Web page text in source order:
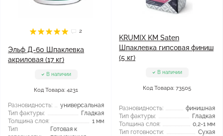
2
Эльф Д-60 Шпаклевка
акриловая (17 кг)
В наличии
Код Товара: 4231
Разновидность:
универсальная
Тип фактуры:
Гладкая
Толщина слоя:
1 мм
Тип
Готовая к
KRUMIX KM Saten
Шпаклевка гипсовая финиш
(5 кг)
В наличии
Код Товара: 73505
Разновидность:
финишная
Тип фактуры:
Гладкая
Толщина слоя:
0,2-1 мм
Тип готовности:
Сухая